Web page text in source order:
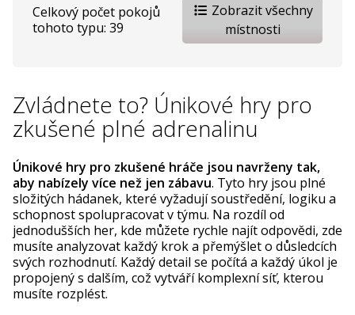
Celkový počet pokojů
tohoto typu: 39
Zobrazit všechny
místnosti
Zvládnete to? Únikové hry pro
zkušené plné adrenalinu
Únikové hry pro zkušené hráče jsou navrženy tak,
aby nabízely více než jen zábavu. Tyto hry jsou plné
složitých hádanek, které vyžadují soustředění, logiku a
schopnost spolupracovat v týmu. Na rozdíl od
jednodušších her, kde můžete rychle najít odpovědi, zde
musíte analyzovat každý krok a přemýšlet o důsledcích
svých rozhodnutí. Každý detail se počítá a každý úkol je
propojený s dalším, což vytváří komplexní síť, kterou
musíte rozplést.